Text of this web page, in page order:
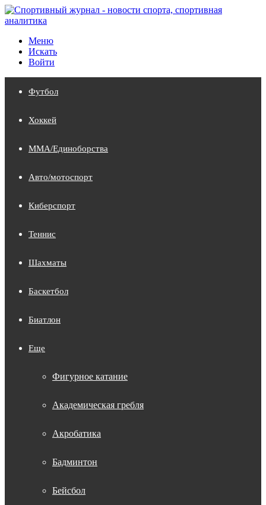
Меню
Искать
Войти
Футбол
Хоккей
MMA/Единоборства
Авто/мотоспорт
Киберспорт
Теннис
Шахматы
Баскетбол
Биатлон
Еще
Фигурное катание
Академическая гребля
Акробатика
Бадминтон
Бейсбол